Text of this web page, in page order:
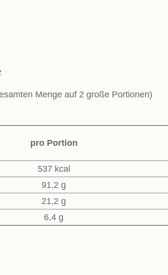
Menge auf 2 große Portionen)
pro Portion
537 kcal
91,2 g
21,2 g
6,4 g